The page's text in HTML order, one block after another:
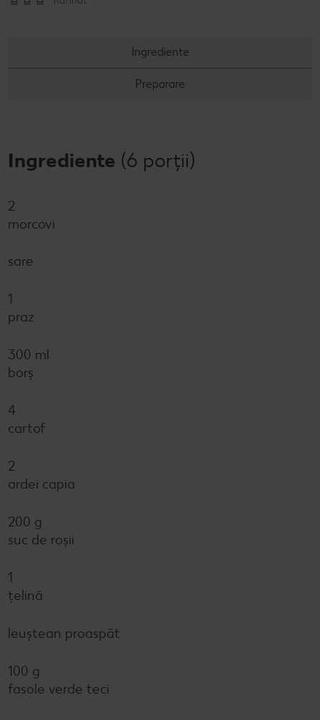
Revista Kaufland - Acum și pe WhatsApp!
Ingrediente
Preparare
Ingrediente (6 porții)
2
morcovi
sare
1
praz
300 ml
borș
4
cartof
2
ardei capia
200 g
suc de roșii
1
țelină
leuștean proaspăt
100 g
fasole verde teci